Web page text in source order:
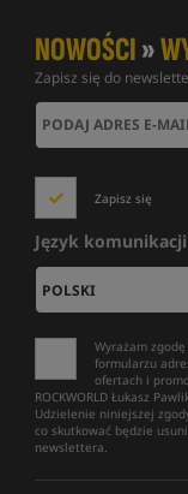
NOWOŚCI»
Zapisz się do
Zapisz się
Język komunikacji
Wyrażam
formularzu
ofertach i
ROCKWORLD Łukasz
Udzielenie niniejszej
co skutkować będzie
newslettera.